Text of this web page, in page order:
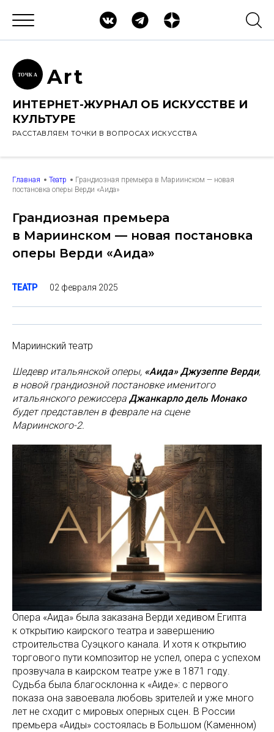
ТОЧК А Art
ИНТЕРНЕТ-ЖУРНАЛ ОБ ИСКУССТВЕ И
КУЛЬТУРЕ
РАССТАВЛЯЕМ ТОЧКИ В ВОПРОСАХ ИСКУССТВА
Главная Театр
Грандиозная премьера в Мариинском — новая
постановка оперы Верди «Аида»
Грандиозная премьера
в Мариинском — новая постановка
оперы Верди «Аида»
ТЕАТР 02 февраля 2025
Мариинский театр
Шедевр итальянской оперы, «Аида» Джузеппе Верди,
в новой грандиозной постановке именитого
итальянского режиссера Джанкарло дель Монако
будет представлен в феврале на сцене
Мариинского-2.
Опера «Аида» была заказана Верди хедивом Египта
к открытию каирского театра и завершению
строительства Суэцкого канала. И хотя к открытию
торгового пути композитор не успел, опера с успехом
прозвучала в каирском театре уже в 1871 году.
Судьба была благосклонна к «Аиде»: с первого
показа она завоевала любовь зрителей и уже много
лет не сходит с мировых оперных сцен. В России
премьера «Аиды» состоялась в Большом (Каменном)